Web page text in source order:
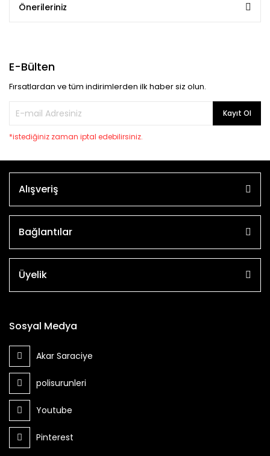
Önerileriniz
E-Bülten
Fırsatlardan ve tüm indirimlerden ilk haber siz olun.
Kayıt Ol
*istediğiniz zaman iptal edebilirsiniz.
Alışveriş
Bağlantılar
Üyelik
Sosyal Medya
Akar Saraciye
polisurunleri
Youtube
Pinterest